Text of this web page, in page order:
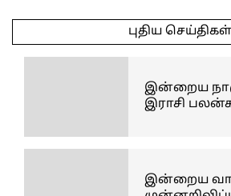
03-
புதிய செய்திகள்
இன்றைய
இராசி
இன்றைய